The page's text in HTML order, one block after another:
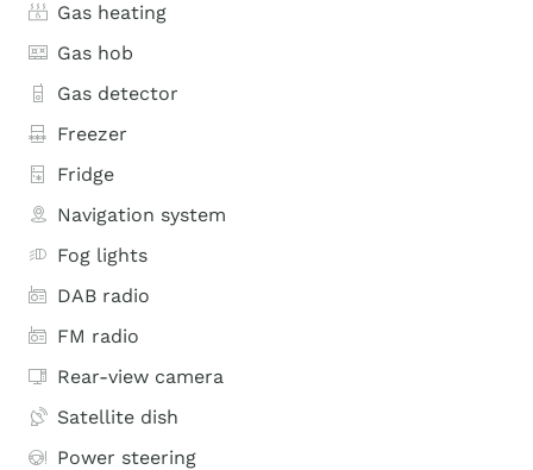
Gas heating
Gas hob
Gas detector
Freezer
Fridge
Navigation system
Fog lights
DAB radio
FM radio
Rear-view camera
Satellite dish
Power steering